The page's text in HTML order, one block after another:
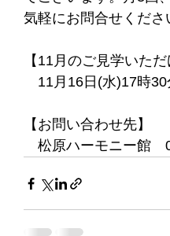
気軽にお問合せくださ
【11月のご見学いた
11月16日(水)17時30
【お問い合わせ先】
松原ハーモニー館　